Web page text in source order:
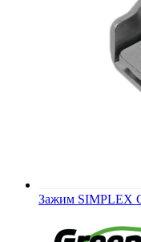
Зажим SIMPLEX